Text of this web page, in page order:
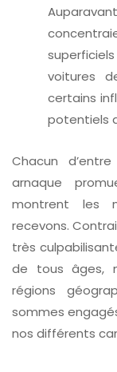
voitures
certains
potentiels
Chacun
arnaque
montrent les
recevons.
très
de tous âges,
régions
sommes
nos différents